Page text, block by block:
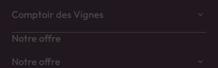
Comptoir des Vignes
Notre offre
Notre offre